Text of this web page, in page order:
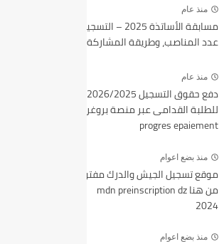
منذ عام
مسابقة الأساتذة 2025 – التسجيل،
عدد المناصب، وطريقة المشاركة
منذ عام
دفع حقوق التسجيل 2026/2025
للطلبة القدامى عبر منصة بروغرس
progres epaiement
منذ بضع اعوام
موقع تسجيل الجيش والدرك مفتوح
من هنا mdn preinscription dz
2024
منذ بضع اعوام